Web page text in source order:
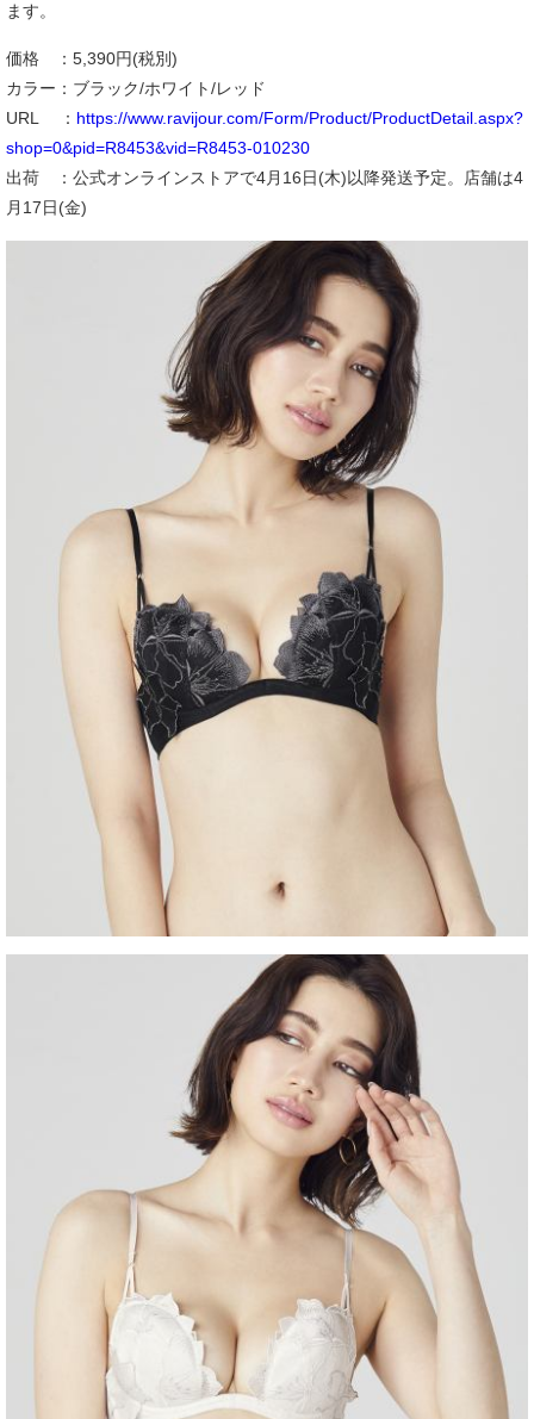
ます。
価格 ：5,390円(税別)
カラー：ブラック/ホワイト/レッド
URL ： https://www.ravijour.com/Form/Product/ProductDetail.aspx?
shop=0&pid=R8453&vid=R8453-010230
出荷 ：公式オンラインストアで4月16日(木)以降発送予定。店舗は4
月17日(金)